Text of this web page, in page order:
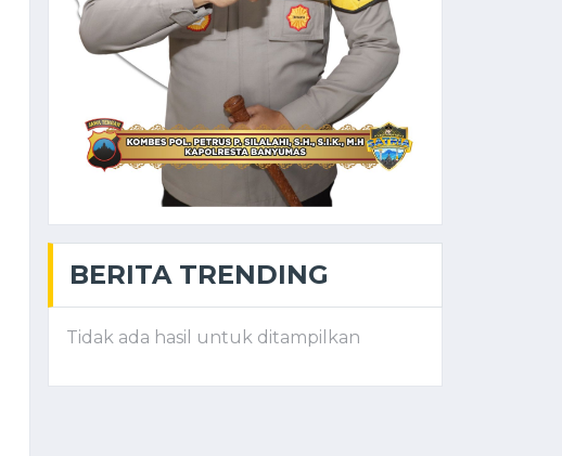
BERITA TRENDING
Tidak ada hasil untuk ditampilkan